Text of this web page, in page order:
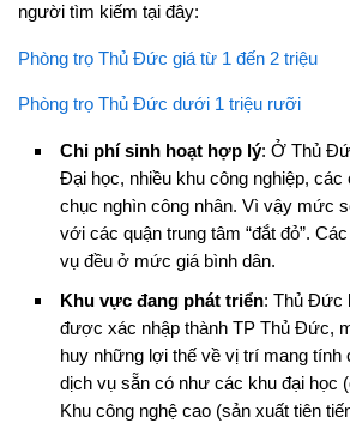
người tìm kiếm tại đây:
Phòng trọ Thủ Đức giá từ 1 đến 2 triệu
Phòng trọ Thủ Đức dưới 1 triệu rưỡi
Chi phí sinh hoạt hợp lý: Ở Thủ
Đại học, nhiều khu công nghiệp, các
chục nghìn công nhân. Vì vậy mức
với các quận trung tâm “đắt đỏ”.
vụ đều ở mức giá bình dân.
Khu vực đang phát triển: Thủ Đức
được xác nhập thành TP Thủ Đức,
huy những lợi thế về vị trí mang tính
dịch vụ sẵn có như các khu đại học
Khu công nghệ cao (sản xuất tiên